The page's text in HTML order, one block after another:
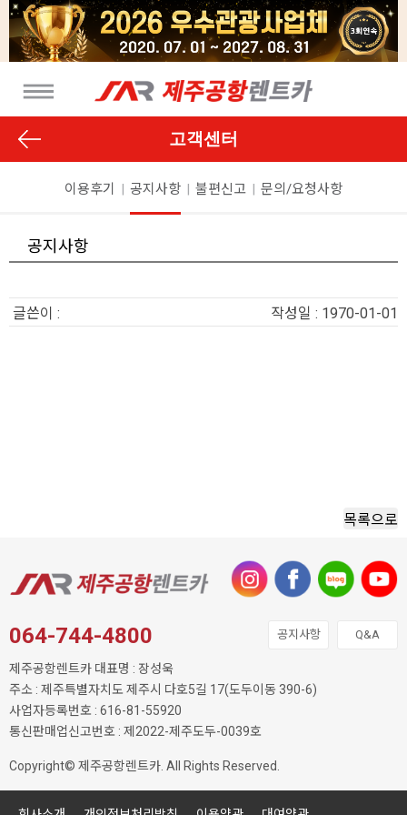
고객센터
이용후기 공지사항 불편신고 문의/요청사항
공지사항
글쓴이 : 작성일 : 1970-01-01
목록으로
064-744-4800 공지사항 Q&A
제주공항렌트카 대표명 : 장성욱
주소 : 제주특별자치도 제주시 다호5길 17(도두이동 390-6)
사업자등록번호 : 616-81-55920
통신판매업신고번호 : 제2022-제주도두-0039호
Copyright© 제주공항렌트카. All Rights Reserved.